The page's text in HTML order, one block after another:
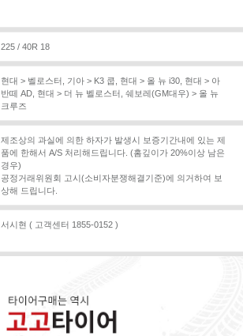
225 / 40R 18
현대 > 벨로스터 기아 > K3 쿱 현대 > 올 뉴 i30, 현대 > 아
반떼 AD, 현대 > 더 뉴 벨로스터 쉐보레(GM대우) > 올 뉴
크루즈
제조상의 과실에 의한 하자가 발생시 보증기간내에 있는 제
품에 한해서 A/S 처리해드립니다. (홈깊이가 20%이상 남은
경우)
공정거래위원회 고시(소비자분쟁해결기준)에 의거하여 보
상해 드립니다.
서시현 ( 고객센터 1855-0152 )